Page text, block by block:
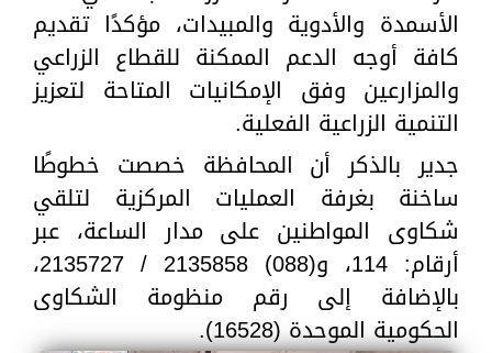
الأسمدة والأدوية والمبيدات، مؤكدًا تقديم
كافة أوجه الدعم الممكنة للقطاع الزراعي
والمزارعين وفق الإمكانيات المتاحة لتعزيز
التنمية الزراعية الفعلية.
جدير بالذكر أن المحافظة خصصت خطوطًا
ساخنة بغرفة العمليات المركزية لتلقي
شكاوى المواطنين على مدار الساعة، عبر
أرقام: 114، و(088) 2135858 / 2135727،
بالإضافة إلى رقم منظومة الشكاوى
الحكومية الموحدة (16528).